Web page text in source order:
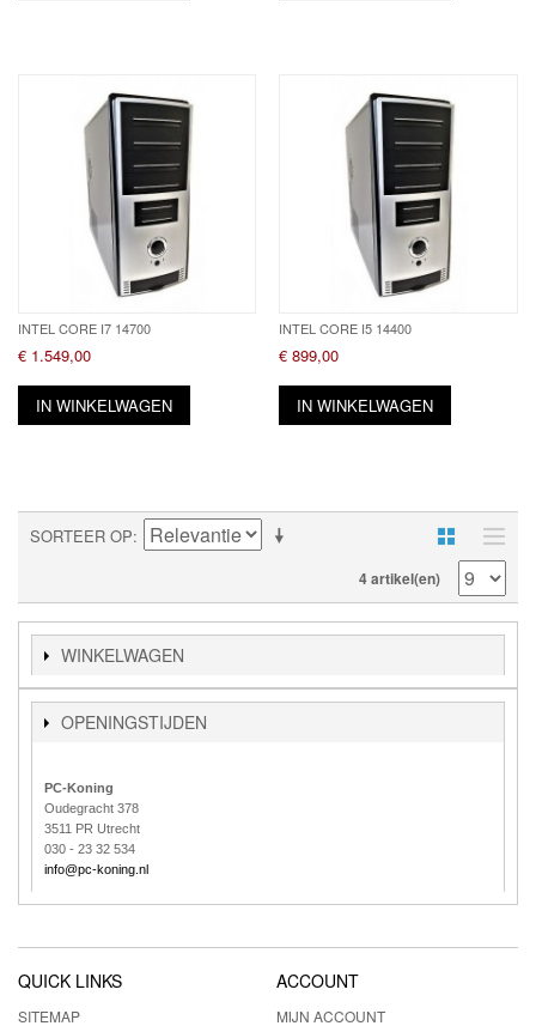
INTEL CORE I7 14700
€ 1.549,00
IN WINKELWAGEN
INTEL CORE I5 14400
€ 899,00
IN WINKELWAGEN
SORTEER OP
4 artikel(en)
WINKELWAGEN
OPENINGSTIJDEN
PC-Koning
Oudegracht 378
3511 PR Utrecht
030 - 23 32 534
info@pc-koning.nl
QUICK LINKS
SITEMAP
ACCOUNT
MIJN ACCOUNT